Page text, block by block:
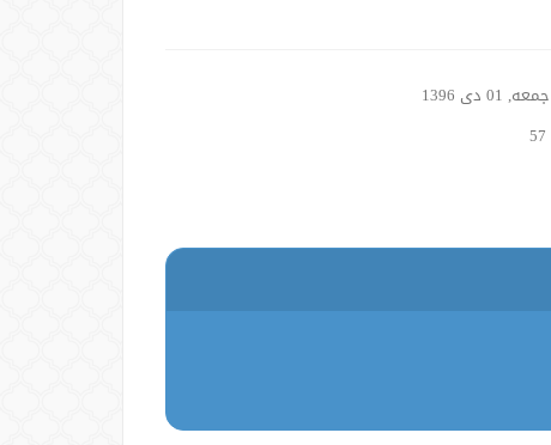
جمعه, 01 دی 1396